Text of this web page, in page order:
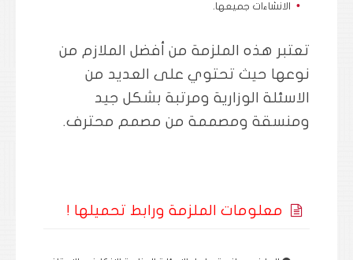
الانشاءات جميعها.
تعتبر هذه الملزمة من أفضل الملازم من
نوعها حيث تحتوي على العديد من
الاسئلة الوزارية ومرتبة بشكل جيد
ومنسقة ومصممة من مصمم محترف.
معلومات الملزمة ورابط تحميلها !